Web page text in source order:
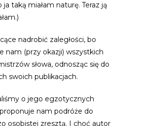
taką miałam naturę. Teraz ją
nadrobić zaległości, bo
nam (przy okazji) wszystkich
słowa, odnosząc się do
swoich publikacjach.
o jego egzotycznych
nam podróże do
osobistej zresztą. I choć autor